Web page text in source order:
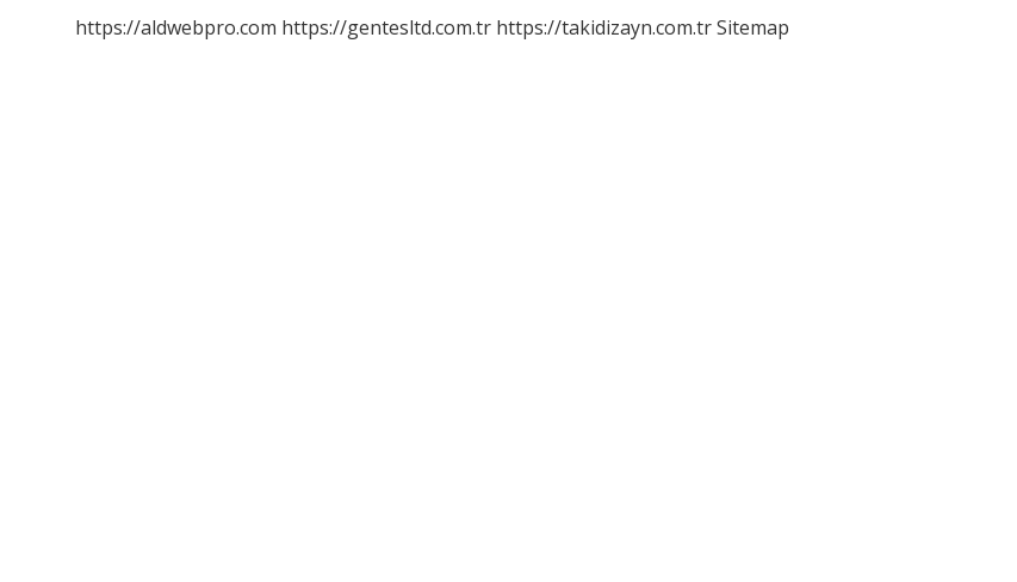
https://aldwebpro.com https://gentesltd.com.tr https://takidizayn.com.trSitemap